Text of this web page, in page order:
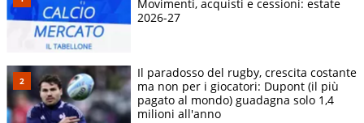
Movimenti, acquisti e cessioni: estate
2026-27
Il paradosso del rugby, crescita costante
ma non per i giocatori: Dupont (il più
pagato al mondo) guadagna solo 1,4
milioni all'anno